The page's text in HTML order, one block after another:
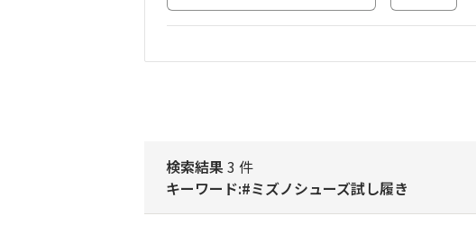
検索結果3 件
キーワード:#ミズノシューズ試し履き